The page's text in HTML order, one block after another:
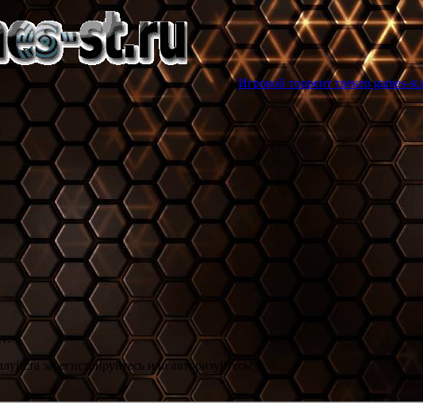
Игровой торрент трекер games-st.ru, здесь вы
зарегистрируйтесь или авторизуйтесь!